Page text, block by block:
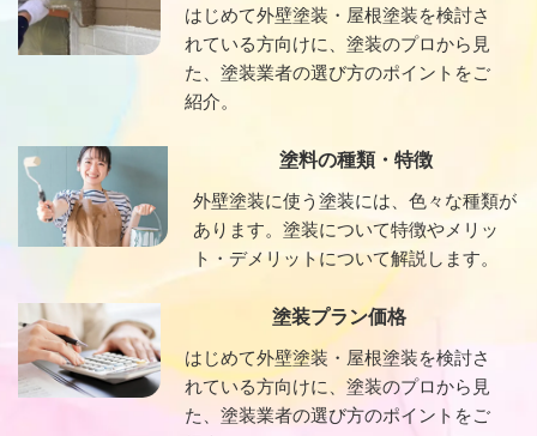
はじめて外壁塗装・屋根塗装を検討さ
れている方向けに、塗装のプロから見
た、塗装業者の選び方のポイントをご
紹介。
塗料の種類・特徴
外壁塗装に使う塗装には、色々な種類が
あります。塗装について特徴やメリッ
ト・デメリットについて解説します。
塗装プラン価格
はじめて外壁塗装・屋根塗装を検討さ
れている方向けに、塗装のプロから見
た、塗装業者の選び方のポイントをご